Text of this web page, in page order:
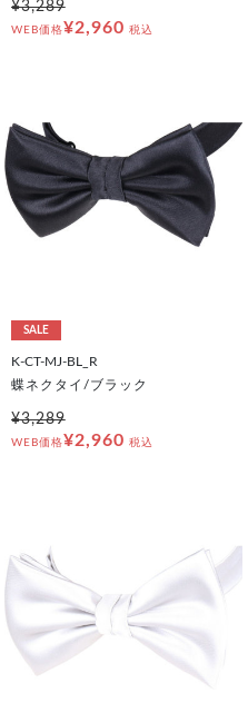
¥3,289
WEB価格¥2,960 税込
SALE
K-CT-MJ-BL_R
蝶ネクタイ/ブラック
¥3,289
WEB価格¥2,960 税込